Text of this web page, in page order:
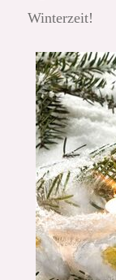
Winterzeit!